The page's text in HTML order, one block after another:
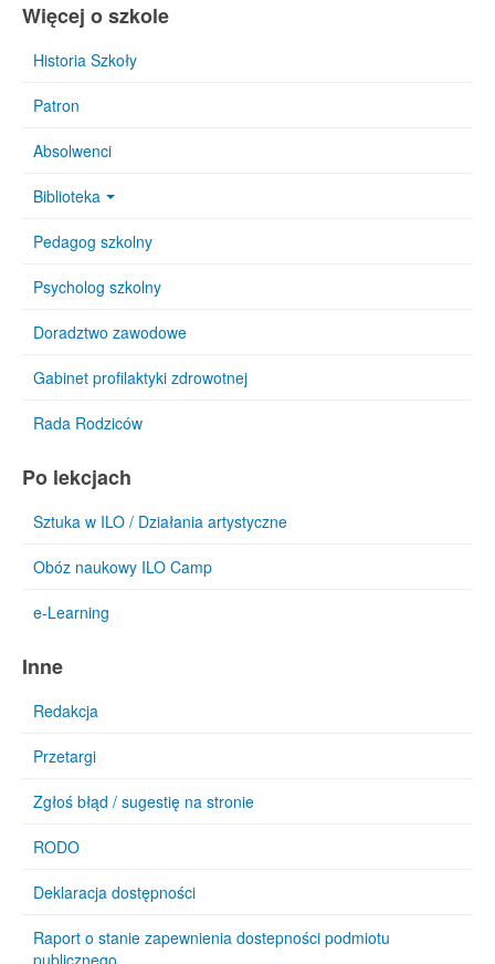
Więcej o szkole
Historia Szkoły
Patron
Absolwenci
Biblioteka
Pedagog szkolny
Psycholog szkolny
Doradztwo zawodowe
Gabinet profilaktyki zdrowotnej
Rada Rodziców
Po lekcjach
Sztuka w ILO / Działania artystyczne
Obóz naukowy ILO Camp
e-Learning
Inne
Redakcja
Przetargi
Zgłoś błąd / sugestię na stronie
RODO
Deklaracja dostępności
Raport o stanie zapewnienia dostepności podmiotu
publicznego